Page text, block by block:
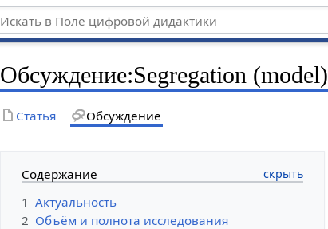
Обсуждение:Segregation (model)
Статья Обсуждение
Содержание
1 Актуальность
2 Объём и полнота исследования